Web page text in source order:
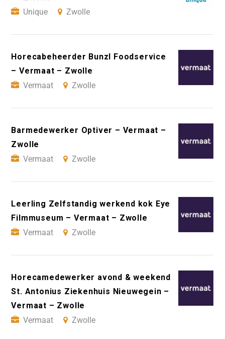
Unique
Zwolle
Horecabeheerder Bunzl Foodservice
– Vermaat – Zwolle
Vermaat
Zwolle
Barmedewerker Optiver – Vermaat –
Zwolle
Vermaat
Zwolle
Leerling Zelfstandig werkend kok Eye
Filmmuseum – Vermaat – Zwolle
Vermaat
Zwolle
Horecamedewerker avond & weekend
St. Antonius Ziekenhuis Nieuwegein –
Vermaat – Zwolle
Vermaat
Zwolle